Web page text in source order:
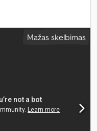
Mažas skelbimas